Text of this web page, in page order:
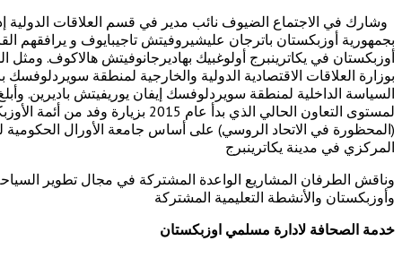
وشارك في الاجتماع الضيوف نائب مدير في قسم العلاقات
بجمهورية أوزبكستان باترجان عليشيروفيتش تاجيبايوف و يرافقهم
أوزبكستان في يكاترينبرج أولوغبيك بهاديرجانوفيتش هالاكوف. ومثل
بوزارة العلاقات الاقتصادية الدولية والخارجية لمنطقة
السياسة الداخلية لمنطقة سويردلوفسك إيفان يوريفيتش باديرين.
لمستوى التعاون الحالي الذي بدأ
(المحظورة في الاتحاد الروسي) على أساس جامعة الأورال
المركزي في مدينة يكاترينبرج
وناقش الطرفان المشاريع الواعدة المشتركة في مجال تطوير
وأوزبكستان والأنشطة التعليمية المشتركة
خدمة الصحافة لادارة مسلمي اوزبكستان